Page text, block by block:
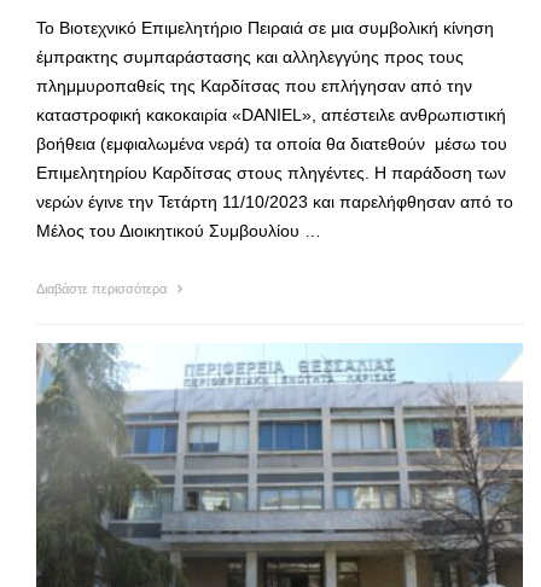
Το Βιοτεχνικό Επιμελητήριο Πειραιά σε μια συμβολική κίνηση
έμπρακτης συμπαράστασης και αλληλεγγύης προς τους
πλημμυροπαθείς της Καρδίτσας που επλήγησαν από την
καταστροφική κακοκαιρία «DANIEL», απέστειλε ανθρωπιστική
βοήθεια (εμφιαλωμένα νερά) τα οποία θα διατεθούν μέσω του
Επιμελητηρίου Καρδίτσας στους πληγέντες. Η παράδοση των
νερών έγινε την Τετάρτη 11/10/2023 και παρελήφθησαν από το
Μέλος του Διοικητικού Συμβουλίου …
Διαβάστε περισσότερα